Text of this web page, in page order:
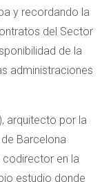
y recordando la
del Sector
de la
administraciones
arquitecto por la
Barcelona
codirector en la
estudio donde